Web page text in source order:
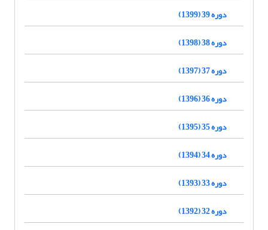
دوره 39 (1399)
دوره 38 (1398)
دوره 37 (1397)
دوره 36 (1396)
دوره 35 (1395)
دوره 34 (1394)
دوره 33 (1393)
دوره 32 (1392)